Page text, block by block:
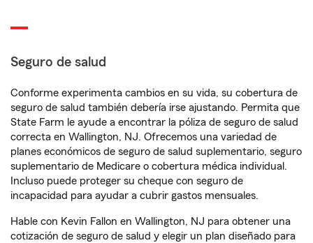
Seguro de salud
Conforme experimenta cambios en su vida, su cobertura de
seguro de salud también debería irse ajustando. Permita que
State Farm le ayude a encontrar la póliza de seguro de salud
correcta en Wallington, NJ. Ofrecemos una variedad de
planes económicos de seguro de salud suplementario, seguro
suplementario de Medicare o cobertura médica individual.
Incluso puede proteger su cheque con seguro de
incapacidad para ayudar a cubrir gastos mensuales.
Hable con Kevin Fallon en Wallington, NJ para obtener una
cotización de seguro de salud y elegir un plan diseñado para